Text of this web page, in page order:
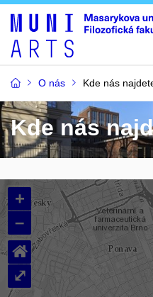
O nás Kde nás
Kde nás
+
–
⌂
⤢